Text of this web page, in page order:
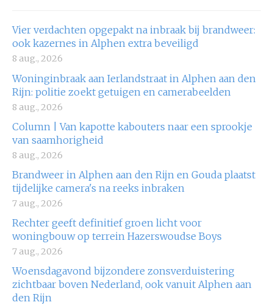
Vier verdachten opgepakt na inbraak bij brandweer:
ook kazernes in Alphen extra beveiligd
8 aug., 2026
Woninginbraak aan Ierlandstraat in Alphen aan den
Rijn: politie zoekt getuigen en camerabeelden
8 aug., 2026
Column | Van kapotte kabouters naar een sprookje
van saamhorigheid
8 aug., 2026
Brandweer in Alphen aan den Rijn en Gouda plaatst
tijdelijke camera's na reeks inbraken
7 aug., 2026
Rechter geeft definitief groen licht voor
woningbouw op terrein Hazerswoudse Boys
7 aug., 2026
Woensdagavond bijzondere zonsverduistering
zichtbaar boven Nederland, ook vanuit Alphen aan
den Rijn